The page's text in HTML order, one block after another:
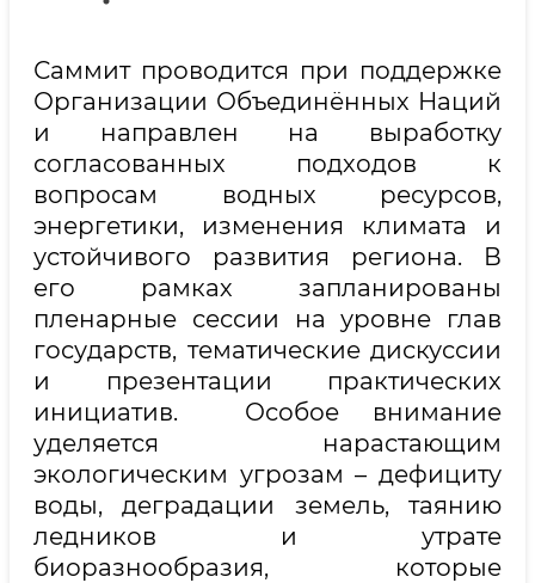
Саммит проводится при поддержке
Организации Объединённых Наций
и направлен на выработку
согласованных подходов к
вопросам водных ресурсов,
энергетики, изменения климата и
устойчивого развития региона. В
его рамках запланированы
пленарные сессии на уровне глав
государств, тематические дискуссии
и презентации практических
инициатив. Особое внимание
уделяется нарастающим
экологическим угрозам – дефициту
воды, деградации земель, таянию
ледников и утрате
биоразнообразия, которые